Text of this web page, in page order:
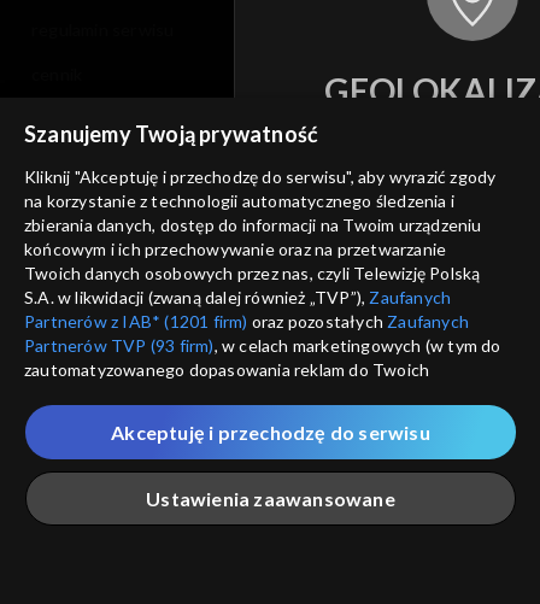
Kraj, z którego się
Zjednoczone , w związku z
na platformie TVP VOD
nieodstępna. Sprawdź, które
obejrzeć.
Nie pokazuj
ANULUJ
pomoc
kontakt
voucher
dostępność
Szanujemy Twoją prywatność
Kliknij "Akceptuję i przechodzę do serwisu", aby wyrazić zgody
na korzystanie z technologii automatycznego śledzenia i
zbierania danych, dostęp do informacji na Twoim urządzeniu
końcowym i ich przechowywanie oraz na przetwarzanie
Twoich danych osobowych przez nas, czyli Telewizję Polską
S.A. w likwidacji (zwaną dalej również „TVP”), Zaufanych
Partnerów z IAB* (1201 firm) oraz pozostałych Zaufanych
Partnerów TVP (93 firm), w celach marketingowych (w tym do
zautomatyzowanego dopasowania reklam do Twoich
które wskazujemy poniżej, a także zgody na udostępnianie
przez nas identyfikatora PPID do Google.
Twoje dane osobowe zbierane podczas odwiedzania przez
Ciebie naszych
poszczególnych serwisówzwanych dalej
„Portalem”, w tym informacje zapisywane za pomocą
Ustawienia zaawansowane
Akceptuję i przechodzę do serwisu